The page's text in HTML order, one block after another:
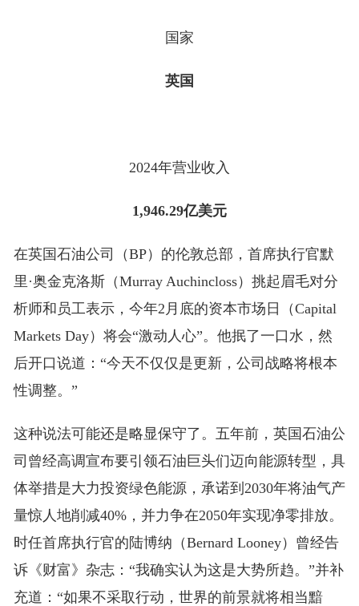
国家
英国
2024年营业收入
1,946.29亿美元
在英国石油公司（BP）的伦敦总部，首席执行官默
里·奥金克洛斯（Murray Auchincloss）挑起眉毛对分
析师和员工表示，今年2月底的资本市场日（Capital
Markets Day）将会“激动人心”。他抿了一口水，然
后开口说道：“今天不仅仅是更新，公司战略将根本
性调整。”
这种说法可能还是略显保守了。五年前，英国石油公
司曾经高调宣布要引领石油巨头们迈向能源转型，具
体举措是大力投资绿色能源，承诺到2030年将油气产
量惊人地削减40%，并力争在2050年实现净零排放。
时任首席执行官的陆博纳（Bernard Looney）曾经告
诉《财富》杂志：“我确实认为这是大势所趋。”并补
充道：“如果不采取行动，世界的前景就将相当黯